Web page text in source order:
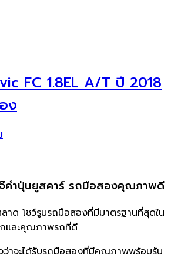
FC 1.8EL A/T ปี 2018
ง
คำปุ่นยูสคาร์ รถมือสองคุณภาพดี
าด โชว์รูมรถมือสองที่มีมาตรฐานที่สุดใน
และคุณภาพรถที่ดี
ว่าจะได้รับรถมือสองที่มีคุณภาพพร้อมรับ